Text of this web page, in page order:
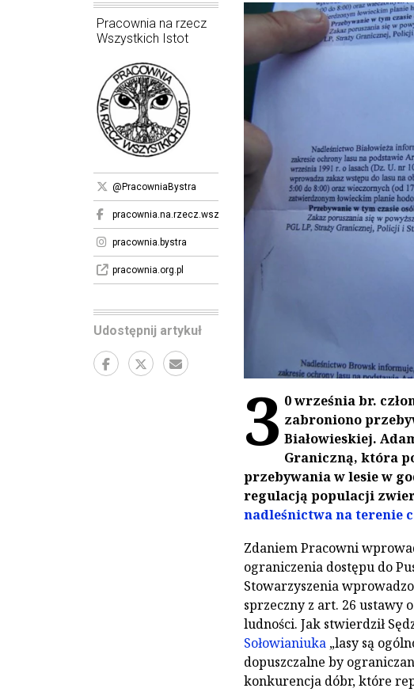
Pracownia na rzecz
Wszystkich Istot
@PracowniaBystra
pracownia.na.rzecz.wszystkich.istot
pracownia.bystra
pracownia.org.pl
Udostępnij artykuł
3 0 września br.
zabroniono
Białowieskiej.
Graniczną, która
przebywania w lesie w
regulacją populacji
nadleśnictwa na terenie
Zdaniem Pracowni
ograniczenia dostępu do
Stowarzyszenia
sprzeczny z art. 26 ustawy
ludności. Jak stwierdził
Sołowianiuka „lasy są
dopuszczalne by
konkurencja dóbr, które